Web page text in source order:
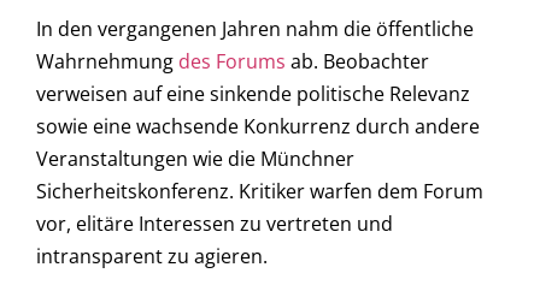
In den vergangenen Jahren nahm die öffentliche
Wahrnehmung des Forums ab. Beobachter
verweisen auf eine sinkende politische Relevanz
sowie eine wachsende Konkurrenz durch andere
Veranstaltungen wie die Münchner
Sicherheitskonferenz. Kritiker warfen dem Forum
vor, elitäre Interessen zu vertreten und
intransparent zu agieren.